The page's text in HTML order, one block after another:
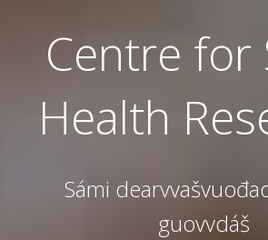
Centre for
Health
Sámi
guovvdáš